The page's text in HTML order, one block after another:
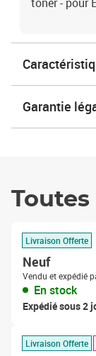
Garantie
Livraison Offerte
Neuf
Vendu et expédié
En stock
Expédié sous 2
Livraison Offerte